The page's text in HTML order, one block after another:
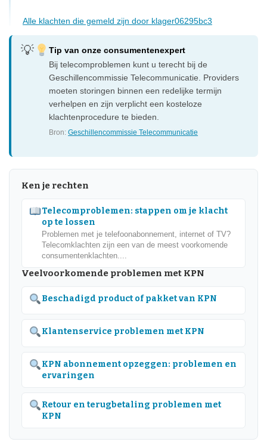
Alle klachten die gemeld zijn door klager06295bc3
Tip van onze consumentenexpert
Bij telecomproblemen kunt u terecht bij de
Geschillencommissie Telecommunicatie. Providers
moeten storingen binnen een redelijke termijn
verhelpen en zijn verplicht een kosteloze
klachtenprocedure te bieden.
Bron:Geschillencommissie Telecommunicatie
Ken je rechten
Telecomproblemen: stappen om je klacht
op te lossen
Problemen met je telefoonabonnement, internet of TV?
Telecomklachten zijn een van de meest voorkomende
consumentenklachten....
Veelvoorkomende problemen met KPN
Beschadigd product of pakket van KPN
Klantenservice problemen met KPN
KPN abonnement opzeggen: problemen en
ervaringen
Retour en terugbetaling problemen met
KPN